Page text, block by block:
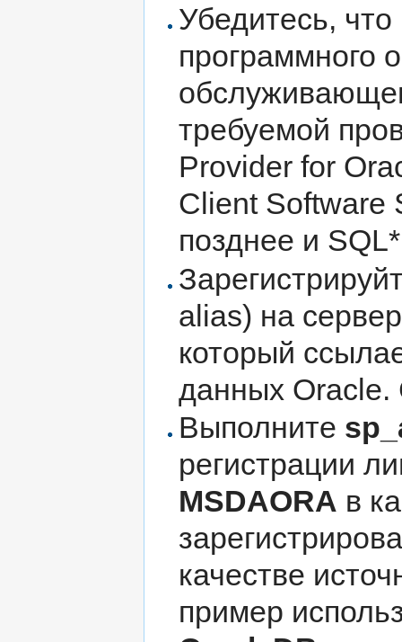
Убедитесь, что
программного
требуемой
Provider for
Client Software
позднее и
alias) на
который
данных
Выполните
регистрации
MSDAORA в
качестве
пример